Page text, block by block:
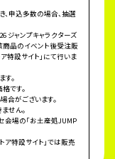
、申込多数の場合、抽選
ジャンプキャラクターズ
商品のイベント後受注販
特設サイト」にて行いま
。
です。
合がございます。
せん。
会場の「お土産処JUMP
ア特設サイト」では販売